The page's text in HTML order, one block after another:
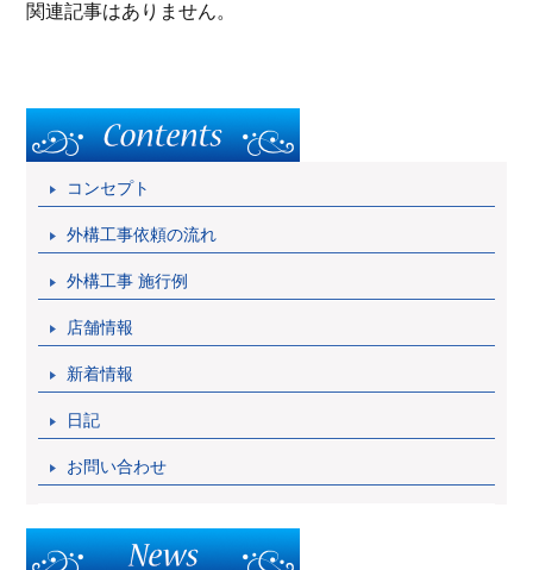
関連記事はありません。
コンセプト
外構工事依頼の流れ
外構工事 施行例
店舗情報
新着情報
日記
お問い合わせ